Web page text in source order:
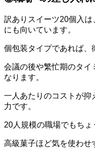
訳ありスイーツ20個入
にも向いています。
個包装タイプであれば、
会議の後や繁忙期のタイ
なります。
一人あたりのコストが抑
力です。
20人規模の職場でもちょ
高級菓子ほど気を使わせ